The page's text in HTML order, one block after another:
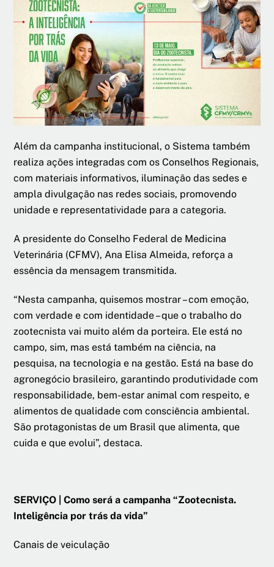
Além da campanha institucional, o Sistema também
realiza ações integradas com os Conselhos Regionais,
com materiais informativos, iluminação das sedes e
ampla divulgação nas redes sociais, promovendo
unidade e representatividade para a categoria.
A presidente do Conselho Federal de Medicina
Veterinária (CFMV), Ana Elisa Almeida, reforça a
essência da mensagem transmitida.
“Nesta campanha, quisemos mostrar – com emoção,
com verdade e com identidade – que o trabalho do
zootecnista vai muito além da porteira. Ele está no
campo, sim, mas está também na ciência, na
pesquisa, na tecnologia e na gestão. Está na base do
agronegócio brasileiro, garantindo produtividade com
responsabilidade, bem-estar animal com respeito, e
alimentos de qualidade com consciência ambiental.
São protagonistas de um Brasil que alimenta, que
cuida e que evolui”, destaca.
SERVIÇO | Como será a campanha “Zootecnista.
Inteligência por trás da vida”
Canais de veiculação